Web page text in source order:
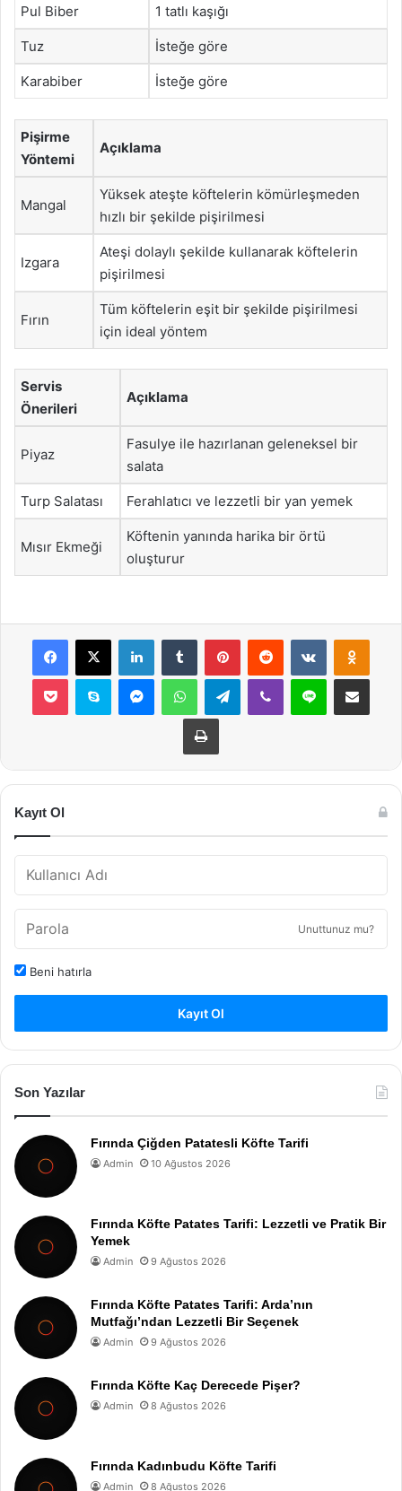
Pul Biber 1 tatlı kaşığı
Tuz İsteğe göre
Karabiber İsteğe göre
Pişirme
Yöntemi
Açıklama
Mangal
Yüksek ateşte köftelerin kömürleşmeden
hızlı bir şekilde pişirilmesi
Izgara
Ateşi dolaylı şekilde kullanarak köftelerin
pişirilmesi
Fırın
Tüm köftelerin eşit bir şekilde pişirilmesi
için ideal yöntem
Servis
Önerileri
Açıklama
Piyaz
Fasulye ile hazırlanan geleneksel bir
salata
Turp Salatası Ferahlatıcı ve lezzetli bir yan yemek
Mısır Ekmeği
Köftenin yanında harika bir örtü
oluşturur
Facebook
X LinkedInTumblr PinterestReddit VKontakte
Pocket Skype MessengerWhatsAppTelegramViber Line E-Posta ile
Yazdır
Kayıt Ol
Unuttunuz mu?
Beni hatırla
Kayıt Ol
Son Yazılar
Fırında Çiğden Patatesli Köfte Tarifi
Admin 10 Ağustos 2026
Fırında Köfte Patates Tarifi: Lezzetli ve Pratik Bir
Yemek
Admin 9 Ağustos 2026
Fırında Köfte Patates Tarifi: Arda’nın
Mutfağı’ndan Lezzetli Bir Seçenek
Admin 9 Ağustos 2026
Fırında Köfte Kaç Derecede Pişer?
Admin 8 Ağustos 2026
Fırında Kadınbudu Köfte Tarifi
Admin 8 Ağustos 2026